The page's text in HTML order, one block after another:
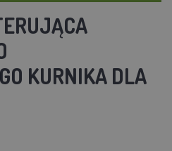
KURNIKA DLA